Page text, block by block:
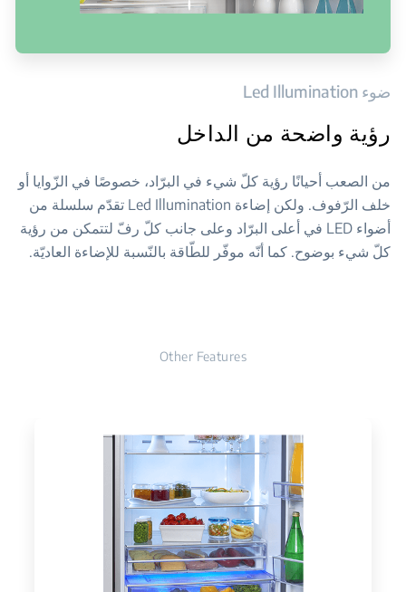
ضوء Led Illumination
رؤية واضحة من الداخل
من الصعب أحيانًا رؤية كلّ شيء في البرّاد، خصوصًا في الزّوايا أو
خلف الرّفوف. ولكن إضاءة Led Illumination تقدّم سلسلة من
أضواء LED في أعلى البرّاد وعلى جانب كلّ رفّ لتتمكن من رؤية
كلّ شيء بوضوح. كما أنّه موفّر للطّاقة بالنّسبة للإضاءة العاديّة.
Other Features